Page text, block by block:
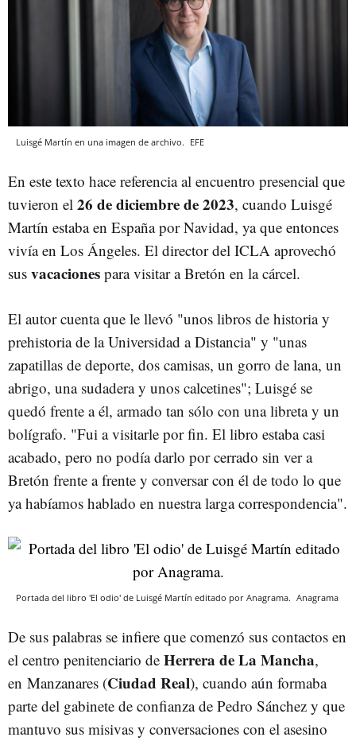
Luisgé Martín en una imagen de archivo. EFE
En este texto hace referencia al encuentro presencial que
tuvieron el 26 de diciembre de 2023, cuando Luisgé
Martín estaba en España por Navidad, ya que entonces
vivía en Los Ángeles. El director del ICLA aprovechó
sus vacaciones para visitar a Bretón en la cárcel.
El autor cuenta que le llevó "unos libros de historia y
prehistoria de la Universidad a Distancia" y "unas
zapatillas de deporte, dos camisas, un gorro de lana, un
abrigo, una sudadera y unos calcetines"; Luisgé se
quedó frente a él, armado tan sólo con una libreta y un
bolígrafo. "Fui a visitarle por fin. El libro estaba casi
acabado, pero no podía darlo por cerrado sin ver a
Bretón frente a frente y conversar con él de todo lo que
ya habíamos hablado en nuestra larga correspondencia".
Portada del libro 'El odio' de Luisgé Martín editado por Anagrama. Anagrama
De sus palabras se infiere que comenzó sus contactos en
el centro penitenciario de Herrera de La Mancha,
en Manzanares (Ciudad Real), cuando aún formaba
parte del gabinete de confianza de Pedro Sánchez y que
mantuvo sus misivas y conversaciones con el asesino